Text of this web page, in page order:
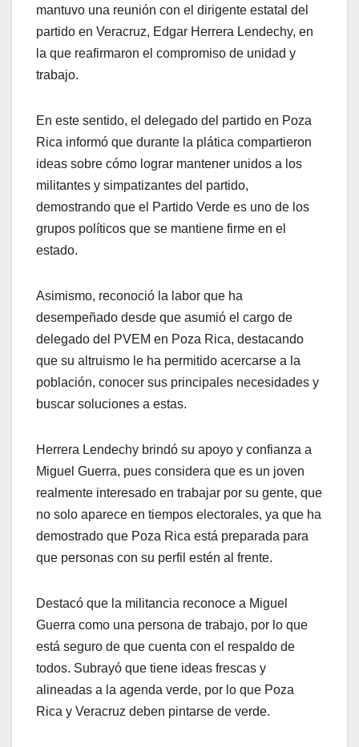
mantuvo una reunión con el dirigente estatal del
partido en Veracruz, Edgar Herrera Lendechy, en
la que reafirmaron el compromiso de unidad y
trabajo.
En este sentido, el delegado del partido en Poza
Rica informó que durante la plática compartieron
ideas sobre cómo lograr mantener unidos a los
militantes y simpatizantes del partido,
demostrando que el Partido Verde es uno de los
grupos políticos que se mantiene firme en el
estado.
Asimismo, reconoció la labor que ha
desempeñado desde que asumió el cargo de
delegado del PVEM en Poza Rica, destacando
que su altruismo le ha permitido acercarse a la
población, conocer sus principales necesidades y
buscar soluciones a estas.
Herrera Lendechy brindó su apoyo y confianza a
Miguel Guerra, pues considera que es un joven
realmente interesado en trabajar por su gente, que
no solo aparece en tiempos electorales, ya que ha
demostrado que Poza Rica está preparada para
que personas con su perfil estén al frente.
Destacó que la militancia reconoce a Miguel
Guerra como una persona de trabajo, por lo que
está seguro de que cuenta con el respaldo de
todos. Subrayó que tiene ideas frescas y
alineadas a la agenda verde, por lo que Poza
Rica y Veracruz deben pintarse de verde.